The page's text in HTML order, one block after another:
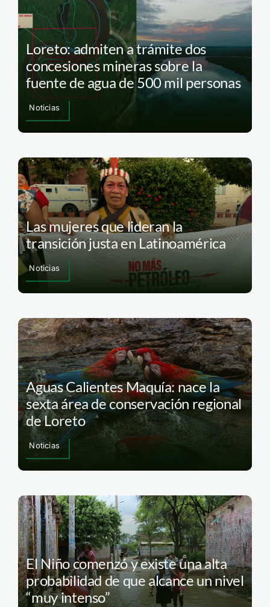
Loreto: admiten a trámite dos
concesiones mineras sobre la
fuente de agua de 500 mil personas
Noticias
Las mujeres que lideran la
transición justa en Latinoamérica
Noticias
Aguas Calientes Maquía: nace la
sexta área de conservación regional
de Loreto
Noticias
El Niño comenzó y existe una alta
probabilidad de que alcance un nivel
“muy intenso”